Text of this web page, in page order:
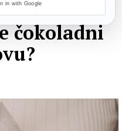
čokoladni
in with Google